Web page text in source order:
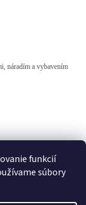
funkcií
súbory
náradím a vybavením